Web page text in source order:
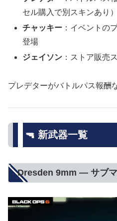
セル購入で別スキンあり）
チャッキー ：イベントの
登場
ジェイソン ：ストア販売
プレデターがバトルパス報酬
🔫 新武器一覧
Dresden 9mm — サブ